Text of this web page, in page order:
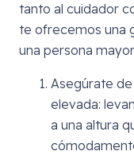
tanto al cuidador
te ofrecemos una
una persona
Asegúrate
elevada:
a una altura